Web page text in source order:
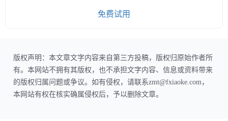
免费试用
版权声明：本文章文字内容来自第三方投稿，版权归原始作者所
有。本网站不拥有其版权，也不承担文字内容、信息或资料带来
的版权归属问题或争议。如有侵权，请联系zmt@fxiaoke.com，
本网站有权在核实确属侵权后，予以删除文章。